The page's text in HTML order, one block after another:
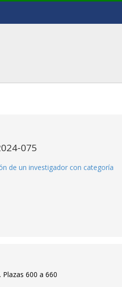
075
de un investigador con categoría
600 a 660